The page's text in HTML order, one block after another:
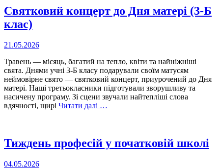
Святковий концерт до Дня матері (3-Б
клас)
21.05.2026
Травень — місяць, багатий на тепло, квіти та найніжніші
свята. Днями учні 3-Б класу подарували своїм матусям
неймовірне свято — святковий концерт, приурочений до Дня
матері. Наші третьокласники підготували зворушливу та
насичену програму. Зі сцени звучали найтепліші слова
вдячності, щирі Читати далі …
Тиждень професій у початковій школі
04.05.2026